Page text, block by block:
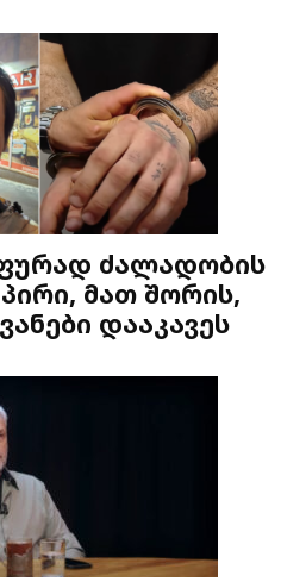
ძალადობის
მათ შორის,
დააკავეს